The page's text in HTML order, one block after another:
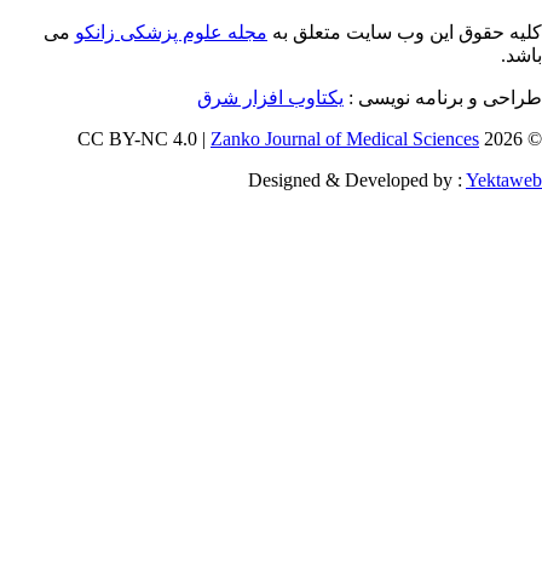
این وب سایت متعلق به مجله علوم پزشکی زانکومی
نویسی :یکتاوب افزار شرق
Zanko Journal of Medical
Designed & Developed by :